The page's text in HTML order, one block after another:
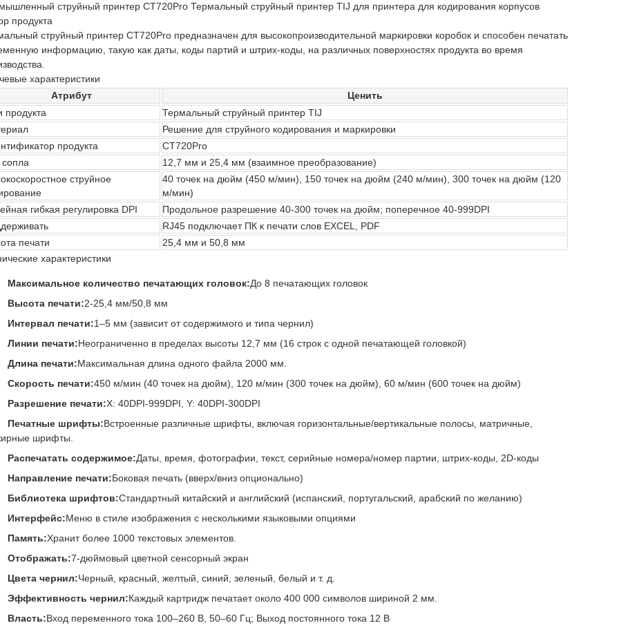
струйный принтер CT720Pro Термальный струйный принтер TIJ для принтера для кодирования корпусов
продукта
струйный принтер CT720Pro предназначен для высокопроизводительной маркировки коробок и способен печатать
информацию, такую ​​как даты, коды партий и штрих-коды, на различных поверхностях продукта во время
характеристики
Атрибут
Ценить
продукта
Термальный струйный принтер TIJ
Решение для струйного кодирования и маркировки
продукта
CT720Pro
12,7 мм и 25,4 мм (взаимное преобразование)
струйное
40 точек на дюйм (450 м/мин), 150 точек на дюйм (240 м/мин), 300 точек на дюйм (120
м/мин)
гибкая регулировка DPI
Продольное разрешение 40-300 точек на дюйм; поперечное 40-999DPI
RJ45 подключает ПК к печати слов EXCEL, PDF
печати
25,4 мм и 50,8 мм
характеристики
Максимальное количество печатающих головок:До 8 печатающих головок
Высота печати:2-25,4 мм/50,8 мм
Интервал печати:1–5 мм (зависит от содержимого и типа чернил)
Линии печати:Неограниченно в пределах высоты 12,7 мм (16 строк с одной печатающей головкой)
Длина печати:Максимальная длина одного файла 2000 мм.
Скорость печати:450 м/мин (40 точек на дюйм), 120 м/мин (300 точек на дюйм), 60 м/мин (600 точек на дюйм)
Разрешение печати:X: 40DPI-999DPI, Y: 40DPI-300DPI
Печатные шрифты:Встроенные различные шрифты, включая горизонтальные/вертикальные полосы, матричные,
шрифты.
Распечатать содержимое:Даты, время, фотографии, текст, серийные номера/номер партии, штрих-коды, 2D-коды
Направление печати:Боковая печать (вверх/вниз опционально)
Библиотека шрифтов:Стандартный китайский и английский (испанский, португальский, арабский по желанию)
Интерфейс:Меню в стиле изображения с несколькими языковыми опциями
Память:Хранит более 1000 текстовых элементов.
Отображать:7-дюймовый цветной сенсорный экран
Цвета чернил:Черный, красный, желтый, синий, зеленый, белый и т. д.
Эффективность чернил:Каждый картридж печатает около 400 000 символов шириной 2 мм.
Власть:Вход переменного тока 100–260 В, 50–60 Гц; Выход постоянного тока 12 В